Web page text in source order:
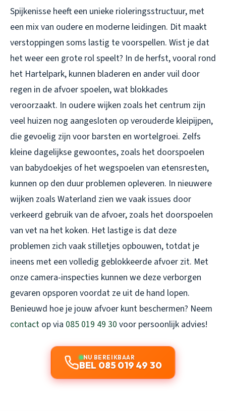
Spijkenisse heeft een unieke rioleringsstructuur, met
een mix van oudere en moderne leidingen. Dit maakt
verstoppingen soms lastig te voorspellen. Wist je dat
het weer een grote rol speelt? In de herfst, vooral rond
het Hartelpark, kunnen bladeren en ander vuil door
regen in de afvoer spoelen, wat blokkades
veroorzaakt. In oudere wijken zoals het centrum zijn
veel huizen nog aangesloten op verouderde kleipijpen,
die gevoelig zijn voor barsten en wortelgroei. Zelfs
kleine dagelijkse gewoontes, zoals het doorspoelen
van babydoekjes of het wegspoelen van etensresten,
kunnen op den duur problemen opleveren. In nieuwere
wijken zoals Waterland zien we vaak issues door
verkeerd gebruik van de afvoer, zoals het doorspoelen
van vet na het koken. Het lastige is dat deze
problemen zich vaak stilletjes opbouwen, totdat je
ineens met een volledig geblokkeerde afvoer zit. Met
onze camera-inspecties kunnen we deze verborgen
gevaren opsporen voordat ze uit de hand lopen.
Benieuwd hoe je jouw afvoer kunt beschermen? Neem
contact op via 085 019 49 30 voor persoonlijk advies!
NU BEREIKBAAR
BEL 085 019 49 30